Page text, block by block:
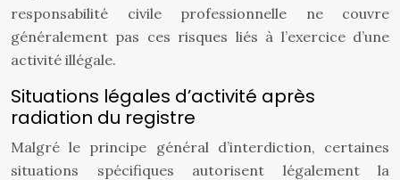
responsabilité civile professionnelle ne couvre
généralement pas ces risques liés à l’exercice d’une
activité illégale.
Situations légales d’activité après
radiation du registre
Malgré le principe général d’interdiction, certaines
situations spécifiques autorisent légalement la